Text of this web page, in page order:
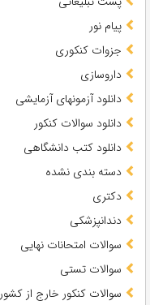
پیام نور
جزوات کنکوری
داروسازی
دانلود آزمونهای آزمایشی
دانلود سوالات کنکور
دانلود کتب دانشگاهی
دسته بندی نشده
دکتری
دندانپزشکی
سوالات امتحانات نهایی
سوالات تستی
سوالات کنکور خارج از کشور